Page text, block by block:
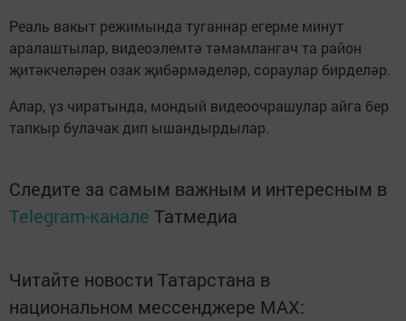
Реаль вакыт режимында туганнар егерме минут
аралаштылар, видеоэлемтә тәмамлангач та район
җитәкчеләрен озак җибәрмәделәр, сораулар бирделәр.
Алар, үз чиратында, мондый видеоочрашулар айга бер
тапкыр булачак дип ышандырдылар.
Следите за самым важным и интересным в
Telegram-канале Татмедиа
Читайте новости Татарстана в
национальном мессенджере MАХ: